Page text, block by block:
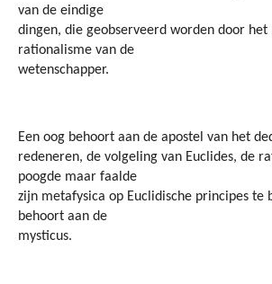
van de eindige
dingen, die geobserveerd worden door het
rationalisme van de
wetenschapper.
Een oog behoort aan de apostel van het
redeneren, de volgeling van Euclides, de
poogde maar faalde
zijn metafysica op Euclidische principes te
behoort aan de
mysticus.